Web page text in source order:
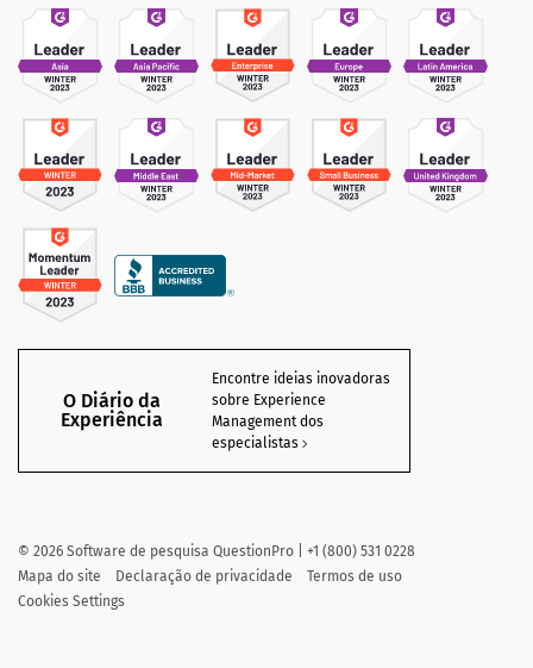
O Diário da
Experiência
Encontre ideias inovadoras
sobre Experience
Management dos
especialistas
© 2026 Software de pesquisa QuestionPro | +1 (800) 531 0228
Mapa do site
Declaração de privacidade
Termos de uso
Cookies Settings